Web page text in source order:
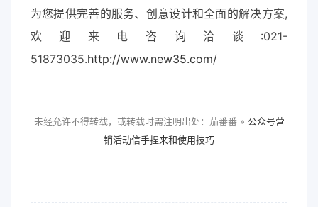
为您提供完善的服务、创意设计和全面的解决方案,
欢迎来电咨询洽谈:021-
51873035.http://www.new35.com/
未经允许不得转载，或转载时需注明出处：茄番番 » 公众号营
销活动信手捏来和使用技巧